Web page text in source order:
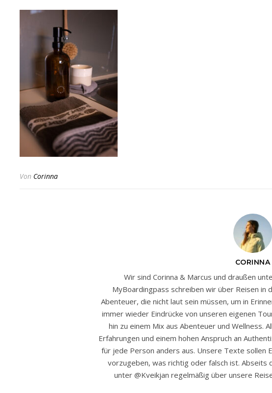
Von Corinna
CORINNA
Wir sind Corinna & Marcus und draußen
MyBoardingpass schreiben wir über Reisen in
Abenteuer, die nicht laut sein müssen, um in
immer wieder Eindrücke von unseren eigenen
hin zu einem Mix aus Abenteuer und Wellness.
Erfahrungen und einem hohen Anspruch an
für jede Person anders aus. Unsere Texte sollen
vorzugeben, was richtig oder falsch ist. Abseits
unter @Kveikjan regelmäßig über unsere